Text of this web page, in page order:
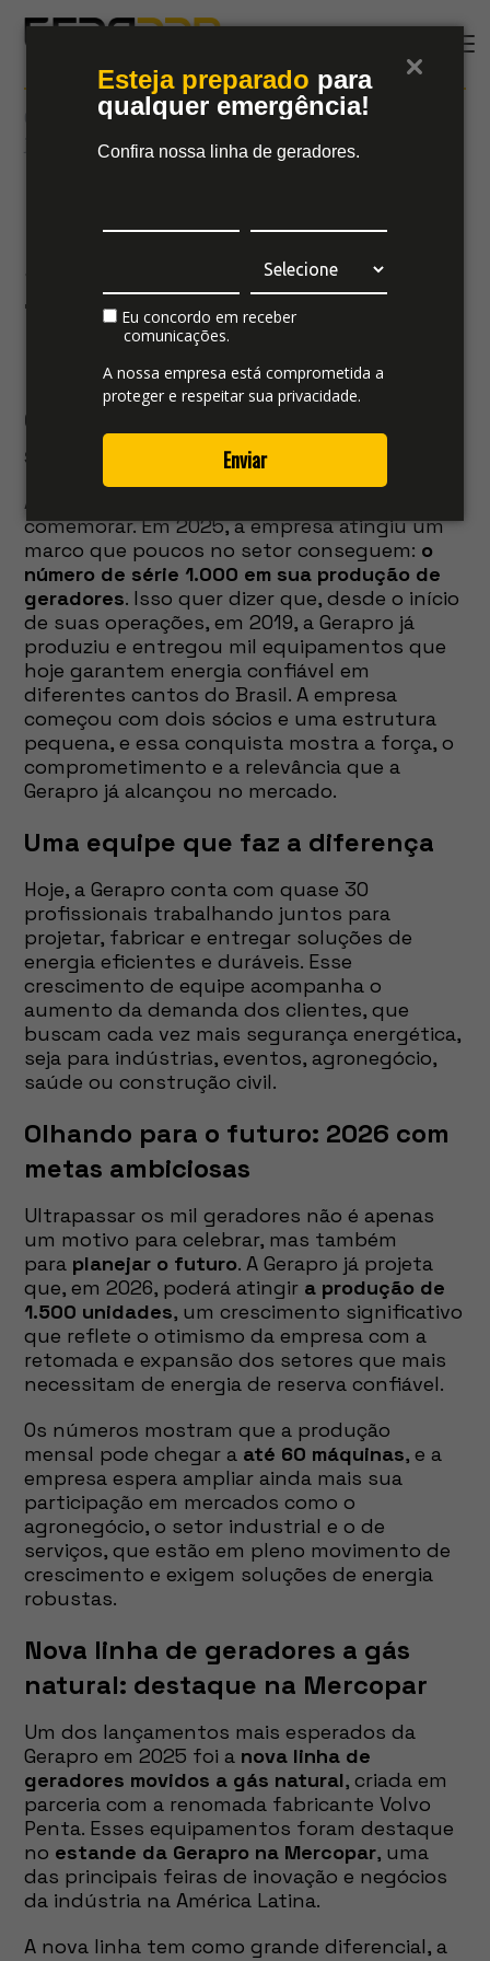
Esteja preparado para
qualquer emergência!
Confira nossa linha de geradores.
Eu concordo em receber
comunicações.
A nossa empresa está comprometida a
proteger e respeitar sua privacidade.
Enviar
gerapro-alcanca-marca-historica-e-segue-
crescendo-com-forca
marca histórica e
segue crescendo com
força
Gerapro alcança marca histórica e
segue crescendo com força
A Gerapro Grupos Geradores tem muito o que
comemorar. Em 2025, a empresa atingiu um
marco que poucos no setor conseguem: o
número de série 1.000 em sua produção de
geradores. Isso quer dizer que, desde o início
de suas operações, em 2019, a Gerapro já
produziu e entregou mil equipamentos que
hoje garantem energia confiável em
diferentes cantos do Brasil. A empresa
começou com dois sócios e uma estrutura
pequena, e essa conquista mostra a força, o
comprometimento e a relevância que a
Gerapro já alcançou no mercado.
Uma equipe que faz a diferença
Hoje, a Gerapro conta com quase 30
profissionais trabalhando juntos para
projetar, fabricar e entregar soluções de
energia eficientes e duráveis. Esse
crescimento de equipe acompanha o
aumento da demanda dos clientes, que
buscam cada vez mais segurança energética,
seja para indústrias, eventos, agronegócio,
saúde ou construção civil.
Olhando para o futuro: 2026 com
metas ambiciosas
Ultrapassar os mil geradores não é apenas
um motivo para celebrar, mas também
para planejar o futuro. A Gerapro já projeta
que, em 2026, poderá atingir a produção de
1.500 unidades, um crescimento significativo
que reflete o otimismo da empresa com a
retomada e expansão dos setores que mais
necessitam de energia de reserva confiável.
Os números mostram que a produção
mensal pode chegar a até 60 máquinas, e a
empresa espera ampliar ainda mais sua
participação em mercados como o
agronegócio, o setor industrial e o de
serviços, que estão em pleno movimento de
crescimento e exigem soluções de energia
robustas.
Nova linha de geradores a gás
natural: destaque na Mercopar
Um dos lançamentos mais esperados da
Gerapro em 2025 foi a nova linha de
geradores movidos a gás natural, criada em
parceria com a renomada fabricante Volvo
Penta. Esses equipamentos foram destaque
no estande da Gerapro na Mercopar, uma
das principais feiras de inovação e negócios
da indústria na América Latina.
A nova linha tem como grande diferencial, a